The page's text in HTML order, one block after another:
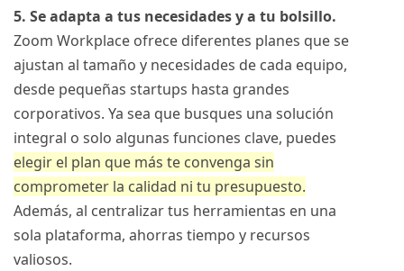
5. Se adapta a tus necesidades y a tu bolsillo.
Zoom Workplace ofrece diferentes planes que se
ajustan al tamaño y necesidades de cada equipo,
desde pequeñas startups hasta grandes
corporativos. Ya sea que busques una solución
integral o solo algunas funciones clave, puedes
elegir el plan que más te convenga sin
comprometer la calidad ni tu presupuesto.
Además, al centralizar tus herramientas en una
sola plataforma, ahorras tiempo y recursos
valiosos.